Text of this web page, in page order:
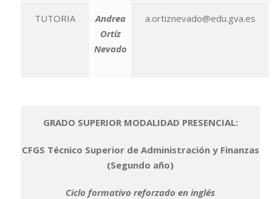
TUTORIA
Andrea
Ortíz
Nevado
a.ortiznevado@edu.gva.es
GRADO SUPERIOR MODALIDAD PRESENCIAL:
CFGS Técnico Superior de Administración y Finanzas
(Segundo año)
Ciclo formativo reforzado en inglés